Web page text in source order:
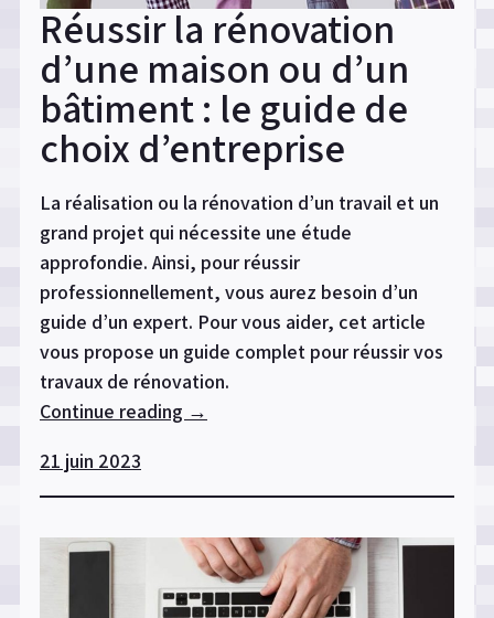
Réussir la rénovation
d’une maison ou d’un
bâtiment : le guide de
choix d’entreprise
La réalisation ou la rénovation d’un travail et un
grand projet qui nécessite une étude
approfondie. Ainsi, pour réussir
professionnellement, vous aurez besoin d’un
guide d’un expert. Pour vous aider, cet article
vous propose un guide complet pour réussir vos
travaux de rénovation.
Continue reading « Réussir
d’une
ou
d’un
→
21 juin 2023